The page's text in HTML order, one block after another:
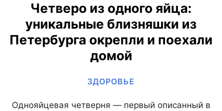
Четверо из одного яйца:
уникальные близняшки из
Петербурга окрепли и поехали
домой
ЗДОРОВЬЕ
Однояйцевая четверня — первый описанный в